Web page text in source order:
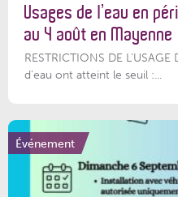
Usages de l’eau en
au 4 août en Mayenne
RESTRICTIONS DE
d'eau ont atteint le seuil :...
Événement